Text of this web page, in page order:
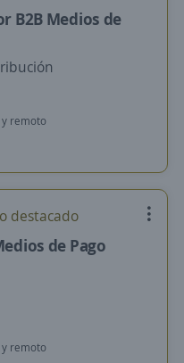
B2B Medios de
y remoto
destacado
de Pago
y remoto